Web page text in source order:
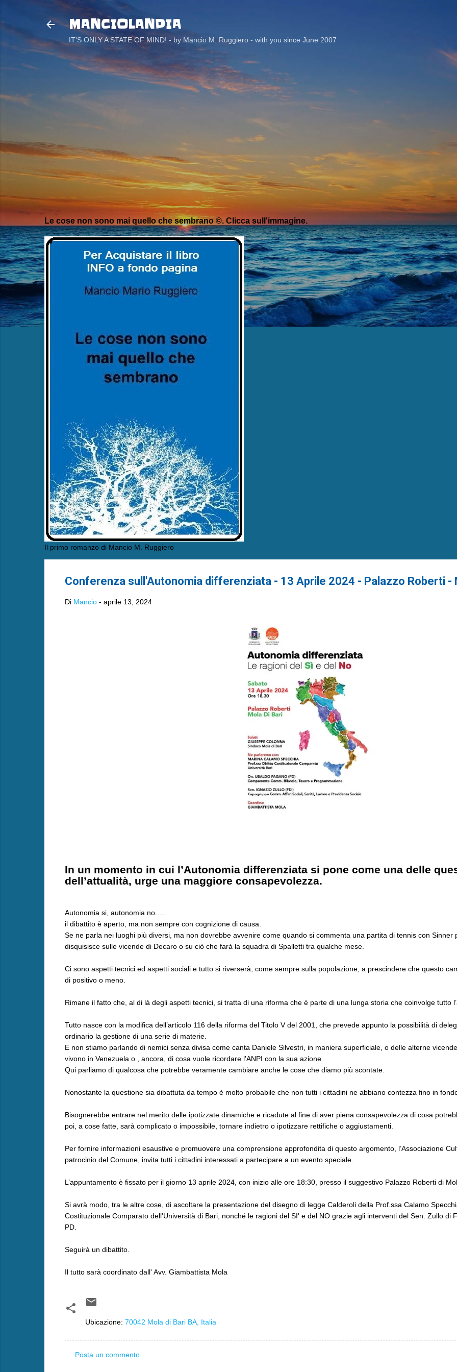
MANCIOLANDIA
IT'S ONLY A STATE OF MIND! - by Mancio M. Ruggiero - with you since June 2007
Le cose non sono mai quello che sembrano ©. Clicca sull'immagine.
Il primo romanzo di Mancio M. Ruggiero
Conferenza sull'Autonomia differenziata - 13 Aprile 2024 - Palazzo Roberti -
Di Mancio - aprile 13, 2024
In un momento in cui l’Autonomia differenziata si pone come una delle
dell’attualità, urge una maggiore consapevolezza.
Autonomia si, autonomia no.....
il dibattito è aperto, ma non sempre con cognizione di causa.
Se ne parla nei luoghi più diversi, ma non dovrebbe avvenire come quando si commenta una partita di tennis con Sinner
disquisisce sulle vicende di Decaro o su ciò che farà la squadra di Spalletti tra qualche mese.
Ci sono aspetti tecnici ed aspetti sociali e tutto si riverserà, come sempre sulla popolazione, a prescindere che questo
di positivo o meno.
Rimane il fatto che, al di là degli aspetti tecnici, si tratta di una riforma che è parte di una lunga storia che coinvolge tutto
Tutto nasce con la modifica dell’articolo 116 della riforma del Titolo V del 2001, che prevede appunto la possibilità di
ordinario la gestione di una serie di materie.
E non stiamo parlando di nemici senza divisa come canta Daniele Silvestri, in maniera superficiale, o delle alterne
vivono in Venezuela o , ancora, di cosa vuole ricordare l'ANPI con la sua azione
Qui parliamo di qualcosa che potrebbe veramente cambiare anche le cose che diamo più scontate.
Nonostante la questione sia dibattuta da tempo è molto probabile che non tutti i cittadini ne abbiano contezza fino in
Bisognerebbe entrare nel merito delle ipotizzate dinamiche e ricadute al fine di aver piena consapevolezza di cosa
poi, a cose fatte, sarà complicato o impossibile, tornare indietro o ipotizzare rettifiche o aggiustamenti.
Per fornire informazioni esaustive e promuovere una comprensione approfondita di questo argomento, l’Associazione
patrocinio del Comune, invita tutti i cittadini interessati a partecipare a un evento speciale.
L’appuntamento è fissato per il giorno 13 aprile 2024, con inizio alle ore 18:30, presso il suggestivo Palazzo Roberti di
Si avrà modo, tra le altre cose, di ascoltare la presentazione del disegno di legge Calderoli della Prof.ssa Calamo
Costituzionale Comparato dell'Università di Bari, nonché le ragioni del SI' e del NO grazie agli interventi del Sen. Zullo di
PD.
Seguirà un dibattito.
Il tutto sarà coordinato dall' Avv. Giambattista Mola
Ubicazione: 70042 Mola di Bari BA, Italia
Posta un commento